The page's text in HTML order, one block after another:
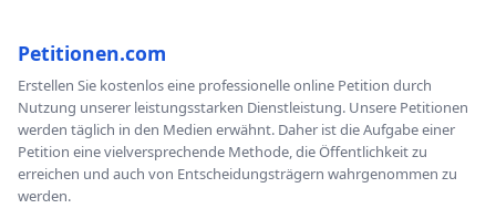
Petitionen.com
Erstellen Sie kostenlos eine professionelle online Petition durch
Nutzung unserer leistungsstarken Dienstleistung. Unsere Petitionen
werden täglich in den Medien erwähnt. Daher ist die Aufgabe einer
Petition eine vielversprechende Methode, die Öffentlichkeit zu
erreichen und auch von Entscheidungsträgern wahrgenommen zu
werden.